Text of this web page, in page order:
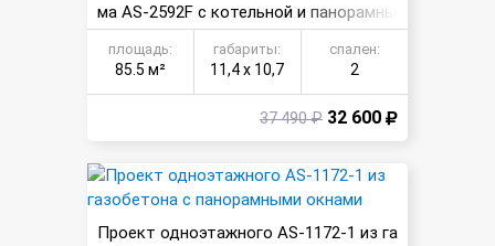
ма AS-2592F с котельной и панорамны
площадь:
85.5 м²
габариты:
11,4 х 10,7
спален:
2
37 490 ₽ 32 600
Проект одноэтажного AS-1172-1 из га